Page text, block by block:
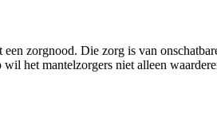
zorgnood. Die zorg is van
het mantelzorgers niet alleen